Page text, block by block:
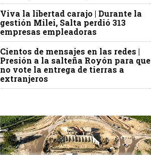
Viva la libertad carajo | Durante la
gestión Milei, Salta perdió 313
empresas empleadoras
Cientos de mensajes en las redes |
Presión a la salteña Royón para que
no vote la entrega de tierras a
extranjeros